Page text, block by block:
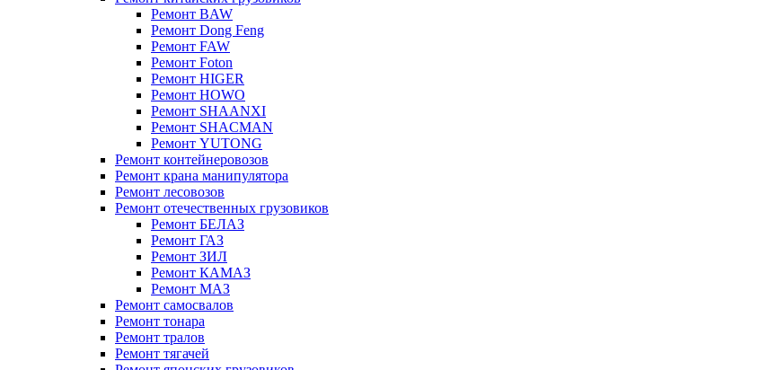
Ремонт BAW
Ремонт Dong Feng
Ремонт FAW
Ремонт Foton
Ремонт HIGER
Ремонт HOWO
Ремонт SHAANXI
Ремонт SHACMAN
Ремонт YUTONG
Ремонт контейнеровозов
Ремонт крана манипулятора
Ремонт лесовозов
Ремонт отечественных грузовиков
Ремонт БЕЛАЗ
Ремонт ГАЗ
Ремонт ЗИЛ
Ремонт КАМАЗ
Ремонт МАЗ
Ремонт самосвалов
Ремонт тонара
Ремонт тралов
Ремонт тягачей